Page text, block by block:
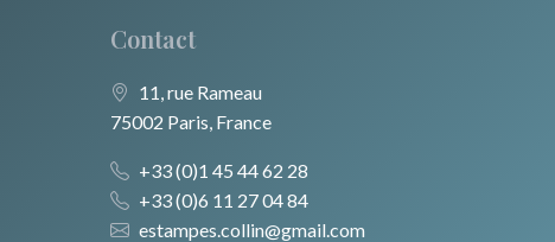
Contact
11, rue Rameau
75002 Paris, France
+33 (0)1 45 44 62 28
+33 (0)6 11 27 04 84
estampes.collin@gmail.com